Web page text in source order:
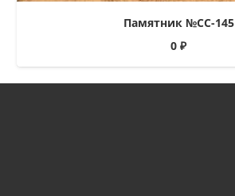
Памятник №СС-145
0 ₽